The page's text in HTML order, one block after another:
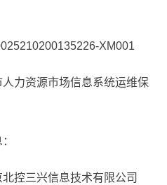
XM001
力资源市场信息系统运维保
控三兴信息技术有限公司